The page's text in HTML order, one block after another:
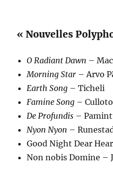
« Nouvelles
O Radiant Dawn –
Morning Star – Arvo
Earth Song – Ticheli
Famine Song –
De Profundis –
Nyon Nyon –
Good Night Dear
Non nobis Domine –